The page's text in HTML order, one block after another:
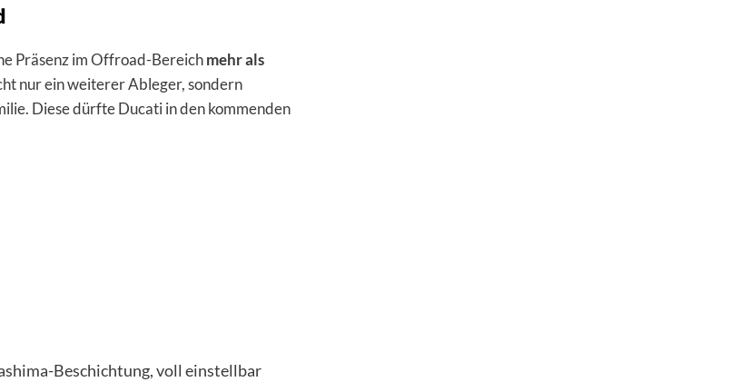
Präsenz im Offroad-Bereichmehr als
nur ein weiterer Ableger, sondern
Diese dürfte Ducati in den kommenden
Beschichtung, voll einstellbar